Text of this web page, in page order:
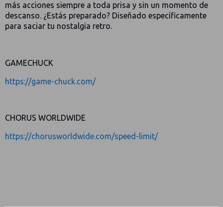
más acciones siempre a toda prisa y sin un momento de
descanso. ¿Estás preparado? Diseñado específicamente
para saciar tu nostalgia retro.
GAMECHUCK
https://game-chuck.com/
CHORUS WORLDWIDE
https://chorusworldwide.com/speed-limit/